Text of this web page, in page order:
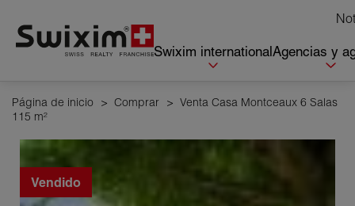
Swixim internationalAgencias y
Página de inicio > Comprar > Venta Casa Montceaux 6 Salas
115 m²
Vendido